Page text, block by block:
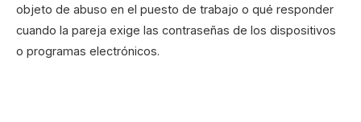
objeto de abuso en el puesto de trabajo o qué responder
cuando la pareja exige las contraseñas de los dispositivos
o programas electrónicos.